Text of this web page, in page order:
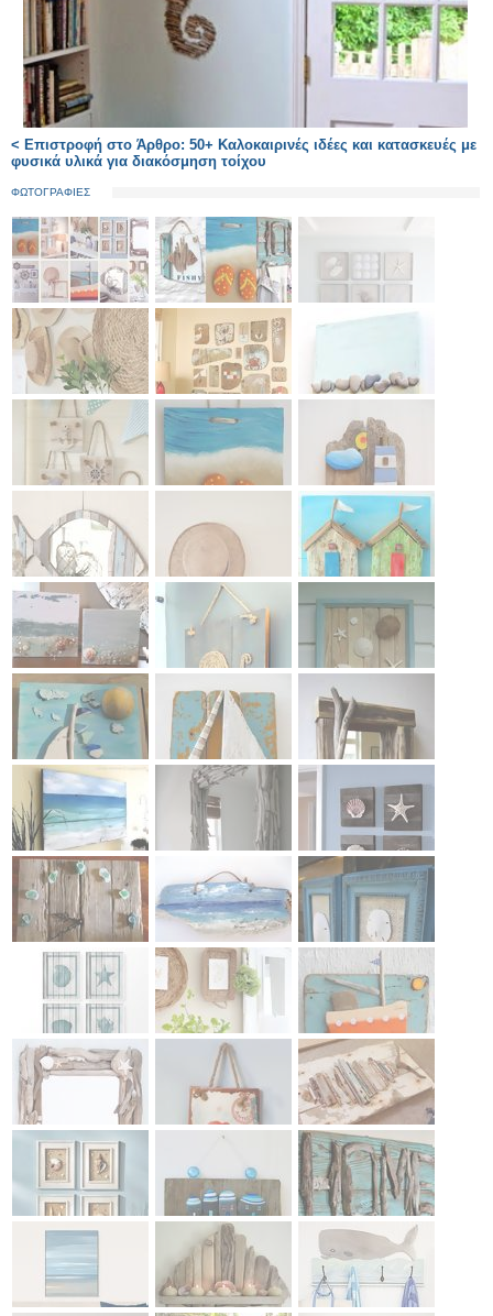
< Επιστροφή στο Άρθρο: 50+ Καλοκαιρινές ιδέες και κατασκευές με
φυσικά υλικά για διακόσμηση τοίχου
ΦΩΤΟΓΡΑΦΙΕΣ